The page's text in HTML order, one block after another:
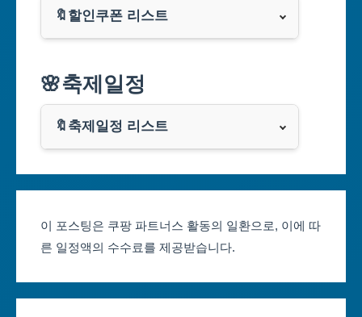
대구광역시
인천광역시
광주광역시
대전광역시
🔖할인쿠폰 리스트
쿠팡
클룩
🌸축제일정
🔖축제일정 리스트
대구축제 일정
인천축제 일정
이 포스팅은 쿠팡 파트너스 활동의 일환으로, 이에 따
른 일정액의 수수료를 제공받습니다.